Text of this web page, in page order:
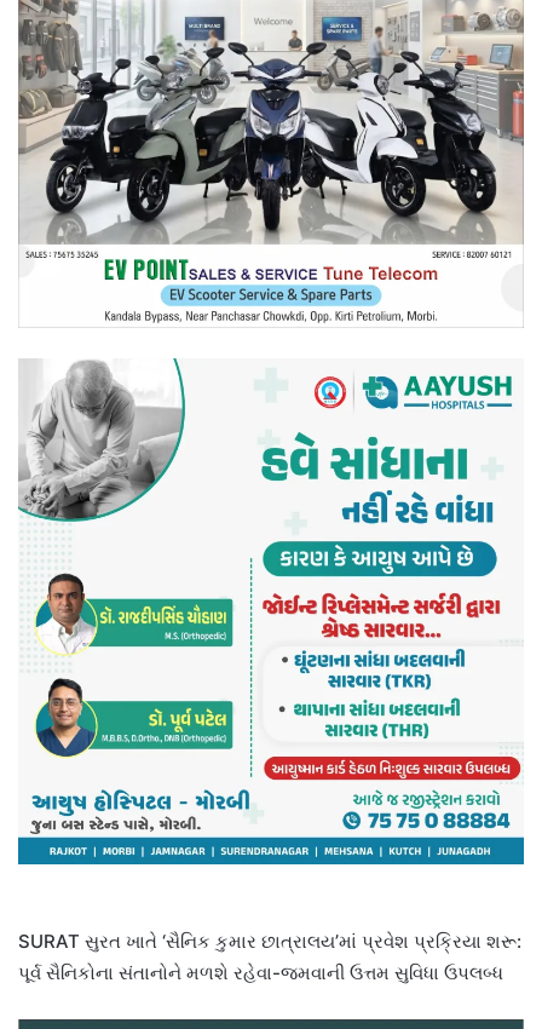
SURAT સુરત ખાતે ‘સૈનિક કુમાર છાત્રાલય’માં પ્રવેશ પ્રક્રિયા શરૂ:
પૂર્વ સૈનિકોના સંતાનોને મળશે રહેવા-જમવાની ઉત્તમ સુવિધા ઉપલબ્ધ